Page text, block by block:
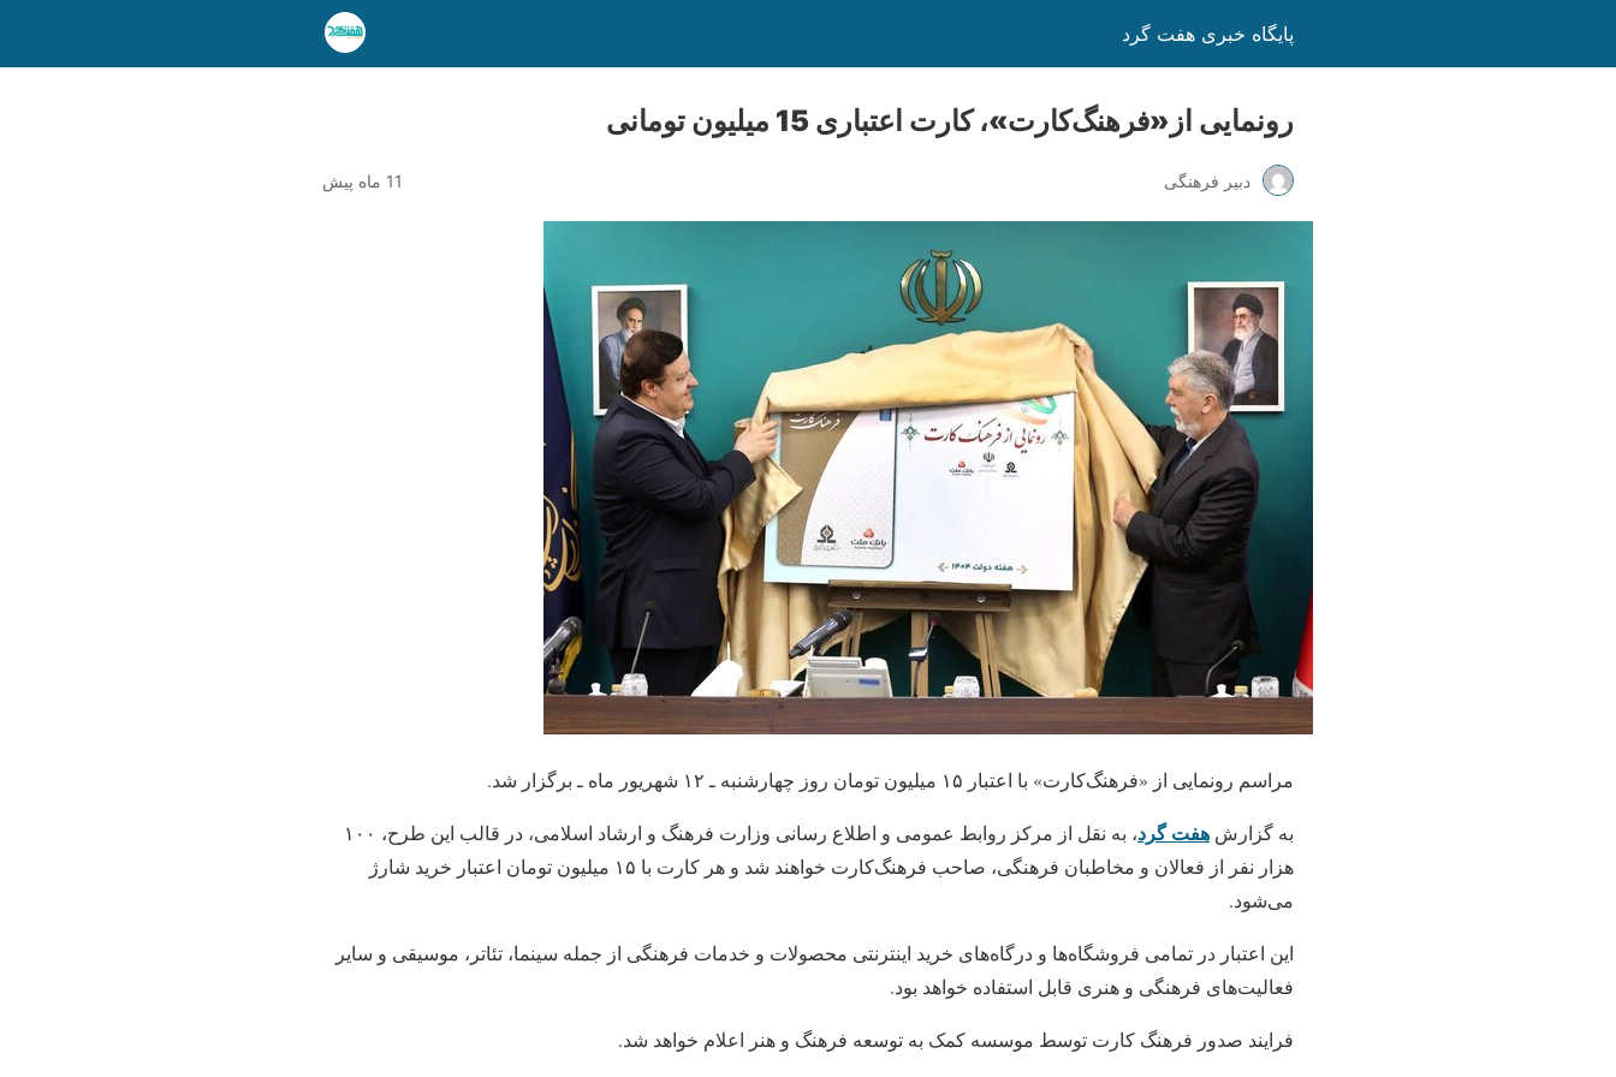
پایگاه خبری هفت گرد
رونمایی از«فرهنگ‌کارت»، کارت اعتباری 15 میلیون تومانی
دبیر فرهنگی 11 ماه پیش
مراسم رونمایی از «فرهنگ‌کارت» با اعتبار ۱۵ میلیون تومان روز چهارشنبه ـ ۱۲ شهریور ماه ـ برگزار شد.
به گزارش هفت گرد
، به نقل از مرکز روابط عمومی و اطلاع رسانی وزارت فرهنگ و ارشاد اسلامی، در قالب این طرح، ۱۰۰
هزار نفر از فعالان و مخاطبان فرهنگی، صاحب فرهنگ‌کارت خواهند شد و هر کارت با ۱۵ میلیون تومان اعتبار خرید شارژ
می‌شود.
این اعتبار در تمامی فروشگاه‌ها و درگاه‌های خرید اینترنتی محصولات و خدمات فرهنگی از جمله سینما، تئاتر، موسیقی و سایر
فعالیت‌های فرهنگی و هنری قابل استفاده خواهد بود.
فرایند صدور فرهنگ کارت توسط موسسه کمک به توسعه فرهنگ و هنر اعلام خواهد شد.